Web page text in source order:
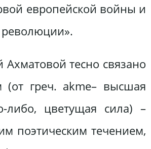
европейской войны и
тесно связано
(от греч. аkme– высшая
либо, цветущая сила) –
поэтическим течением,